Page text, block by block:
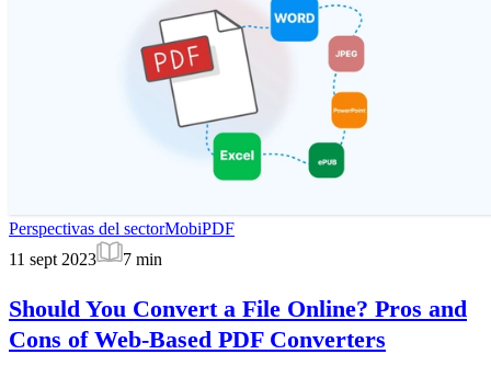
Perspectivas del sectorMobiPDF
11 sept 2023
7 min
Should You Convert a File Online? Pros and
Cons of Web-Based PDF Converters